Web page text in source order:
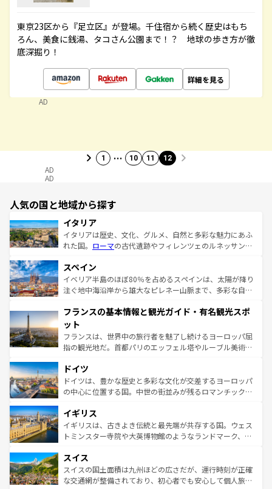
東京23区から『足立区』が登場。千住宿から続く歴史はもち
ろん、美食に銭湯、タコさん公園まで！？ 地球の歩き方が徹
底深掘り！
詳細を見る
AD
1 … 10 11 12
AD
AD
人気の国と地域から探す
イタリア
イタリアは歴史、文化、グルメ、自然と多彩な魅力にあふ
れた国。 ローマの古代遺跡やフィレンツェのルネッサンス
ろん、トスカーナの美しい田園風景やアマルフィ海岸の絶
景など、自然景観も見逃せない。観光の合間には、本場の
ピザやパスタなど、絶品のイタリア料理を堪能することも
ませてくれるイタリアで、忘れられない旅をしてみよう！
なお、新着のイタリア情報は
しい。
スペイン
イベリア半島のほぼ80％を占めるスペインは、太陽が降り
注ぐ地中海沿岸から雄大なピレネー山脈まで、多彩な自然
文化が根付くこの国では、情熱的なフラメンコ、熱気あふ
れる闘牛、そして美味しいタパスが生活の一部となってい
る。首都マドリードの洗練された雰囲気や、バルセロナの
アートに溢れた街角から、地方では古代ローマ遺跡や中世
せる。地方によって風土や気候が異なるスペインはその個
性で訪れる人を魅了する。 なお、新着のスペイン情報は コ
ンテンツ一覧を参照してほしい。
フランスの基本情報と観光ガイド・有名観光スポ
ット
フランスは、世界中の旅行者を魅了し続けるヨーロッパ屈
指の観光地だ。首都パリのエッフェル塔やルーブル美術館
で、幅広い魅力が詰まっている。華麗な宮殿、歴史的な大
聖堂、美しいビーチ、そして豊かな自然が、訪れる者を心
から魅了する。また、フランスは美食の国としても知ら
いる。シャンパンの発祥地であるランス、プロヴァンスの
香り高いラベンダー畑など、多彩な楽しみ方が可能だ。さ
らに、パリ以外の地域にも魅力が溢れており、どの街角に
れる地方に足を運ぶとそれぞれで全く異なる文化を体験で
きるだろう。 なお、新着のフランス情報はコンテンツ一覧
を参照してほしい。
ドイツ
ドイツは、豊かな歴史と多彩な文化が交差するヨーロッパ
の中心に位置する国。中世の街並みが残るロマンチック街
顔を持つこの国は、どこを歩いても飽きることがない。ベ
ルリンの文化的活気、バイエルン州のアルプスの絶景、そ
してライン川沿いのワイン畑といった風景は必見。ビール
は、お酒好きな人にはぜひ体験してほしい。 なお、新着の
ドイツ情報はコンテンツ一覧を参照してほしい。
イギリス
イギリスは、古きよき伝統と最先端が共存する国。ウェス
トミンスター寺院や大英博物館のようなランドマーク、歴
リアごとに異なる魅力がある。また、優雅なアフタヌーン
ティー、ビール好きにはたまらない英国パブ、サッカー観
戦など、本場だからこそできる体験も豊富。イギリスを旅
スイス
スイスの国土面積は九州ほどの広さだが、運行時刻が正確
な交通網が整備されており、初心者でも安心して個人旅行